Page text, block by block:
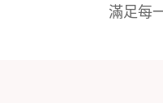
滿足每